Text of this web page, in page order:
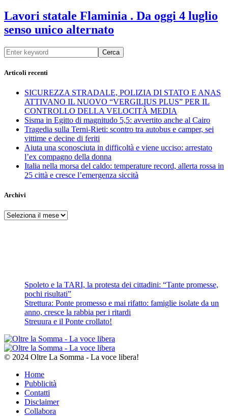
Lavori statale Flaminia . Da oggi 4 luglio
senso unico alternato
Cerca
Articoli recenti
SICUREZZA STRADALE, POLIZIA DI STATO E ANAS
ATTIVANO IL NUOVO “VERGILIUS PLUS” PER IL
CONTROLLO DELLA VELOCITÀ MEDIA
Sisma in Egitto di magnitudo 5,5: avvertito anche al Cairo
Tragedia sulla Terni-Rieti: scontro tra autobus e camper, sei
vittime e decine di feriti
Aiuta una sconosciuta in difficoltà e viene ucciso: arrestato
l’ex compagno della donna
Italia nella morsa del caldo: temperature record, allerta rossa in
25 città e cresce l’emergenza siccità
Archivi
Archivi
Spoleto e la TARI, la protesta dei cittadini: “Tante promesse,
pochi risultati”
Strettura: Ponte promesso e mai rifatto: famiglie isolate da un
anno, cresce la rabbia per i ritardi
Streuura e il Ponte crollato!
© 2024 Oltre La Somma - La voce libera!
Home
Pubblicità
Contatti
Disclaimer
Collabora